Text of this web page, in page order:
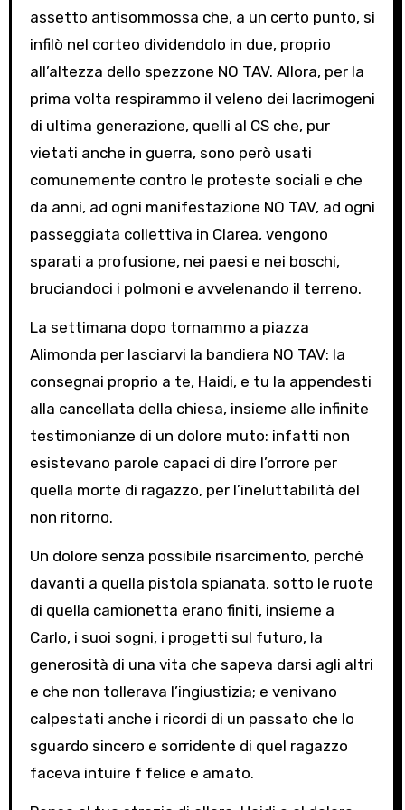
assetto antisommossa che, a un certo punto, si
infilò nel corteo dividendolo in due, proprio
all’altezza dello spezzone NO TAV. Allora, per la
prima volta respirammo il veleno dei lacrimogeni
di ultima generazione, quelli al CS che, pur
vietati anche in guerra, sono però usati
comunemente contro le proteste sociali e che
da anni, ad ogni manifestazione NO TAV, ad ogni
passeggiata collettiva in Clarea, vengono
sparati a profusione, nei paesi e nei boschi,
bruciandoci i polmoni e avvelenando il terreno.
La settimana dopo tornammo a piazza
Alimonda per lasciarvi la bandiera NO TAV: la
consegnai proprio a te, Haidi, e tu la appendesti
alla cancellata della chiesa, insieme alle infinite
testimonianze di un dolore muto: infatti non
esistevano parole capaci di dire l’orrore per
quella morte di ragazzo, per l’ineluttabilità del
non ritorno.
Un dolore senza possibile risarcimento, perché
davanti a quella pistola spianata, sotto le ruote
di quella camionetta erano finiti, insieme a
Carlo, i suoi sogni, i progetti sul futuro, la
generosità di una vita che sapeva darsi agli altri
e che non tollerava l’ingiustizia; e venivano
calpestati anche i ricordi di un passato che lo
sguardo sincero e sorridente di quel ragazzo
faceva intuire f felice e amato.